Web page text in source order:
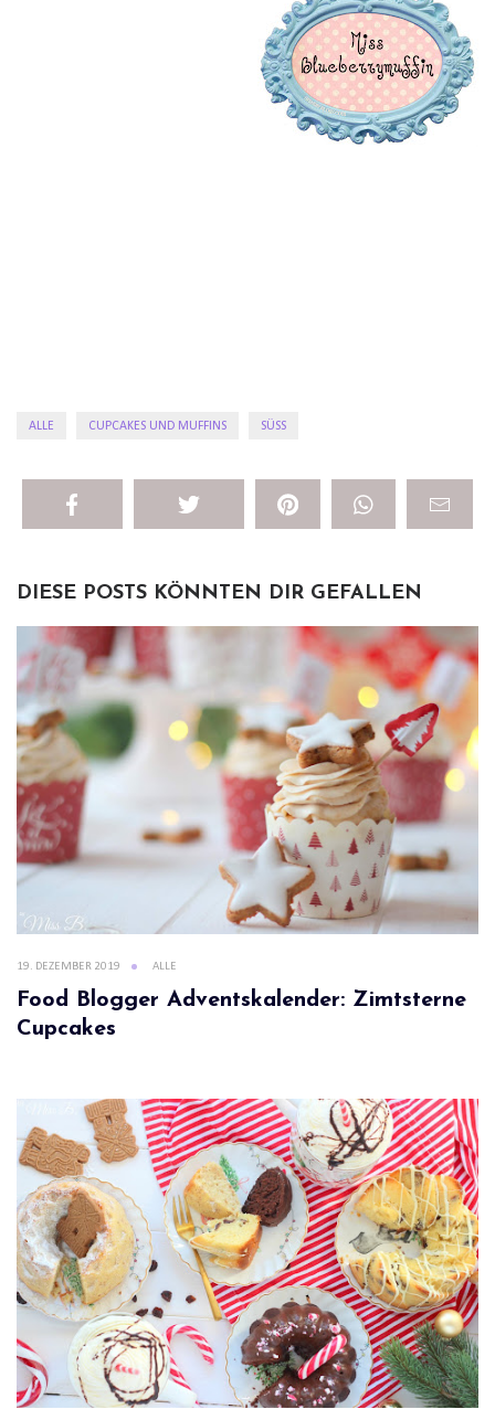
ALLE CUPCAKES UND MUFFINS SÜSS
DIESE POSTS KÖNNTEN DIR GEFALLEN
19. DEZEMBER 2019 ALLE
Food Blogger Adventskalender: Zimtsterne
Cupcakes